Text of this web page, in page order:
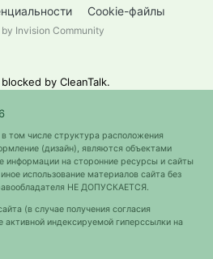
Cookie-файлы
Invision Community
blocked by CleanTalk.
том числе структура расположения
(дизайн), являются объектами
информации на сторонние ресурсы и сайты
использование материалов сайта без
НЕ ДОПУСКАЕТСЯ.
(в случае получения согласия
индексируемой гиперссылки на